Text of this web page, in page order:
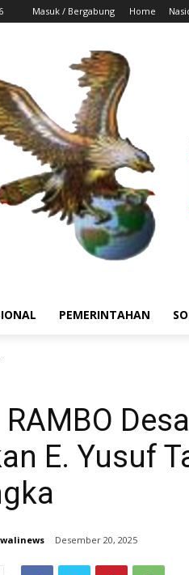
Masuk / Bergabung Home
PEMERINTAHAN
E. Yusuf
Desember 20, 2025